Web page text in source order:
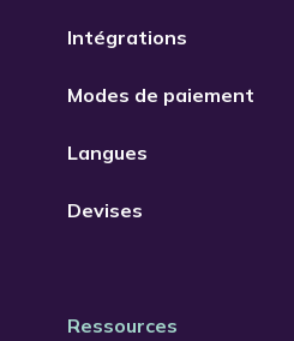
Intégrations
Modes de paiement
Langues
Devises
Ressources